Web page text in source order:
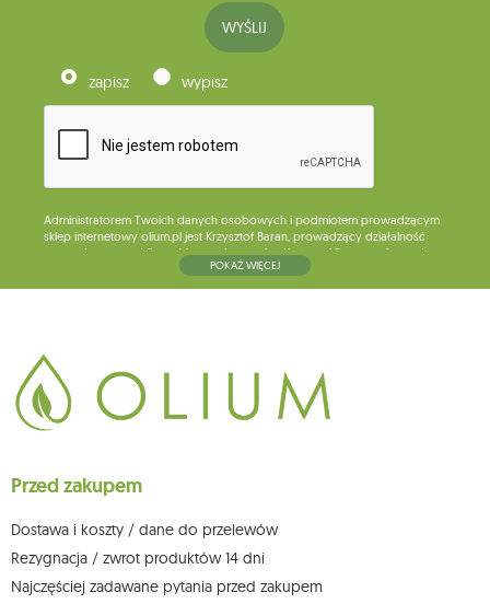
WYŚLIJ
zapisz wypisz
Administratorem Twoich danych osobowych i podmiotem prowadzącym
sklep internetowy olium.pl jest Krzysztof Baran, prowadzący działalność
gospodarczą pod firmą: Mouton Interactive Krzysztof Baran wpisaną do
Centralnej Ewidencji i Informacji o Działalności Gospodarczej, adres
głównego miejsca wykonywania działalności w Siedlcach, ul. Starowiejska
Dane będą przetwarzane w celu wysyłki newslettera i przechowywane do
chwili rezygnacji z subskrypcji.
Przysługuje Ci prawo do żądania dostępu do swoich danych osobowych,
ich sprostowania, usunięcia, ograniczenia przetwarzania, wniesienia
sprzeciwu wobec przetwarzania swoich danych oraz prawo do
którego dokonano na podstawie zgody przed jej cofnięciem. W tym celu
możesz kontaktować się z działem obsługi klienta Mouton Interactive pod
Więcej informacji: www.mouton.pl/ODO
POKAŻ WIĘCEJ
Przed zakupem
Dostawa i koszty / dane do przelewów
Rezygnacja / zwrot produktów 14 dni
Najczęściej zadawane pytania przed zakupem